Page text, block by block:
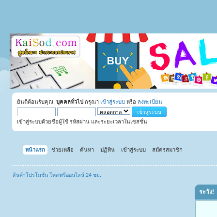
ยินดีต้อนรับคุณ, บุคคลทั่วไป กรุณา เข้าสู่ระบบ หรือ ลงทะเบียน
เข้าสู่ระบบด้วยชื่อผู้ใช้ รหัสผ่าน และระยะเวลาในเซสชั่น
หน้าแรก ช่วยเหลือ ค้นหา ปฏิทิน เข้าสู่ระบบ สมัครสมาชิก
สินค้าโปรโมชั่น โพสฟรีออนไลน์ 24 ชม.
ระวัง!